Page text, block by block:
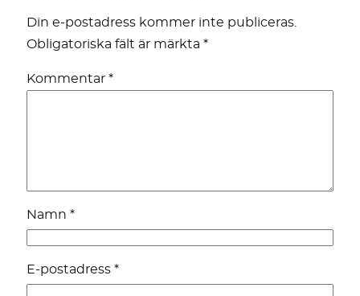
Din e-postadress kommer inte publiceras.
Obligatoriska fält är märkta *
Kommentar *
Namn *
E-postadress *